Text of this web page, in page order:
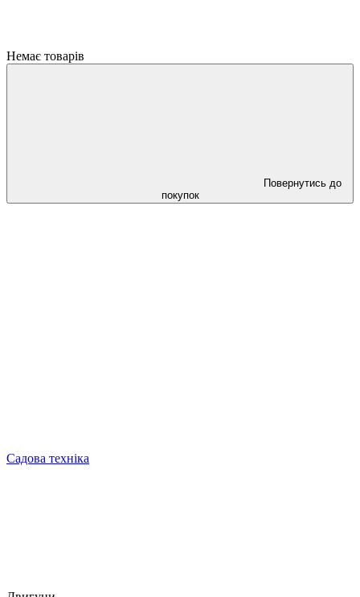
Немає товарів
Повернутись до
покупок
Садова техніка